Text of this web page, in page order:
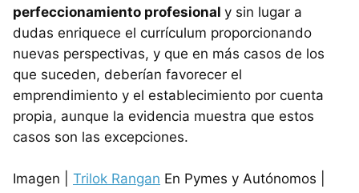
perfeccionamiento profesional y sin lugar a
dudas enriquece el currículum proporcionando
nuevas perspectivas, y que en más casos de los
que suceden, deberían favorecer el
emprendimiento y el establecimiento por cuenta
propia, aunque la evidencia muestra que estos
casos son las excepciones.
Imagen | Trilok Rangan En Pymes y Autónomos |